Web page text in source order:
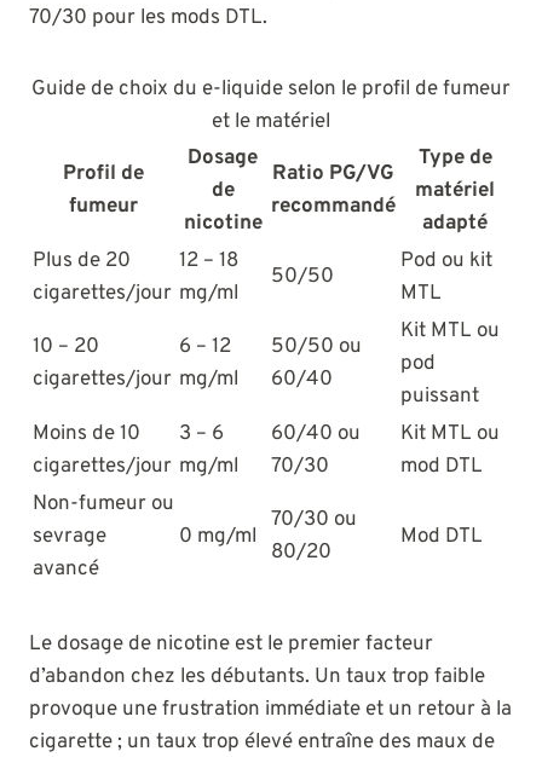
70/30 pour les mods DTL.
Guide de choix du e-liquide selon le profil de fumeur
et le matériel
Profil de
fumeur
Dosage
de
nicotine
Ratio PG/VG
recommandé
Type de
matériel
adapté
Plus de 20
cigarettes/jour
12 – 18
mg/ml
50/50
Pod ou kit
MTL
10 – 20
cigarettes/jour
6 – 12
mg/ml
50/50 ou
60/40
Kit MTL ou
pod
puissant
Moins de 10
cigarettes/jour
3 – 6
mg/ml
60/40 ou
70/30
Kit MTL ou
mod DTL
Non-fumeur ou
sevrage
avancé
0 mg/ml
70/30 ou
80/20
Mod DTL
Le dosage de nicotine est le premier facteur
d’abandon chez les débutants. Un taux trop faible
provoque une frustration immédiate et un retour à la
cigarette ; un taux trop élevé entraîne des maux de